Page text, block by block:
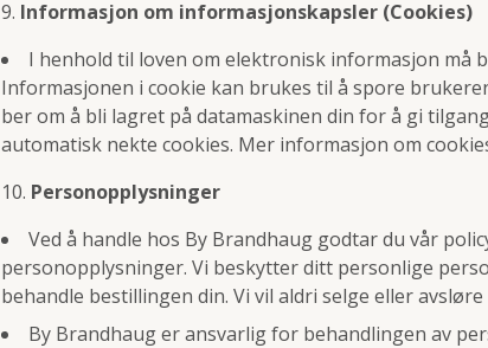
Informasjon om informasjonskapsler (Cookies)
I henhold til loven om elektronisk informasjon må
Informasjonen i cookie kan brukes til å spore
ber om å bli lagret på datamaskinen din for å gi
automatisk nekte cookies. Mer informasjon om
Personopplysninger
Ved å handle hos By Brandhaug godtar du vår
personopplysninger. Vi beskytter ditt personlige
behandle bestillingen din. Vi vil aldri selge eller
By Brandhaug er ansvarlig for behandlingen av